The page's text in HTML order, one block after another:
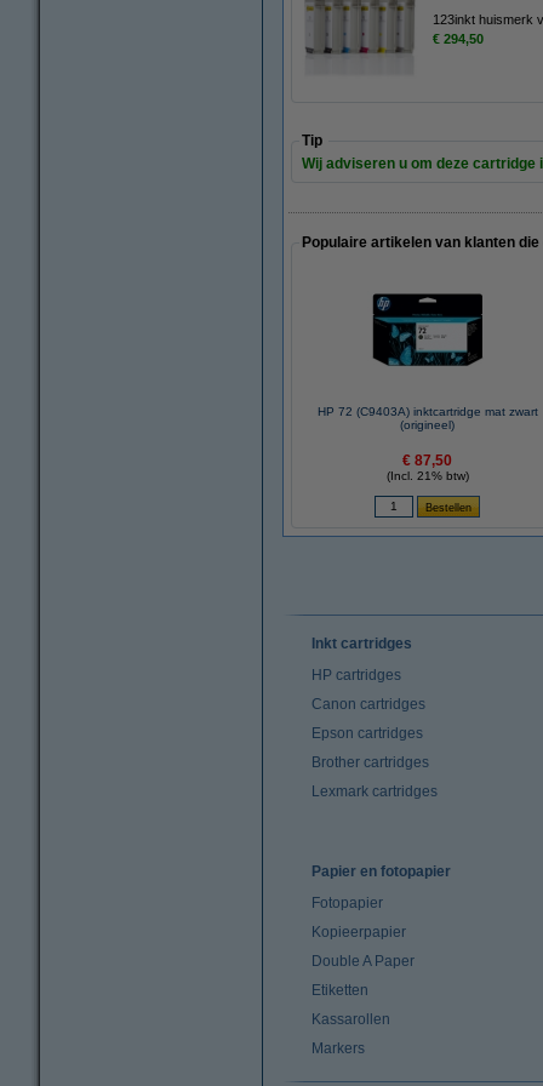
123inkt huismerk
€ 294,50
Tip
Wij adviseren u om deze cartridge
Populaire artikelen van klanten
HP 72 (C9403A) inktcartridge mat zwart
(origineel)
€ 87,50
(Incl. 21% btw)
Inkt cartridges
HP cartridges
Canon cartridges
Epson cartridges
Brother cartridges
Lexmark cartridges
Papier en fotopapier
Fotopapier
Kopieerpapier
Double A Paper
Etiketten
Kassarollen
Markers